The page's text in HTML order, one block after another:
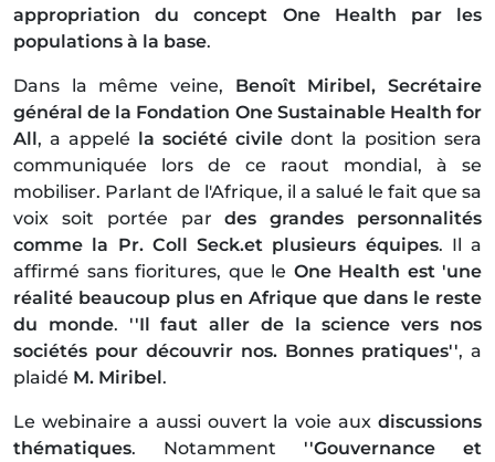
appropriation du concept One Health par les
populations à la base.
Dans la même veine, Benoît Miribel, Secrétaire
général de la Fondation One Sustainable Health for
All, a appelé la société civile dont la position sera
communiquée lors de ce raout mondial, à se
mobiliser. Parlant de l'Afrique, il a salué le fait que sa
voix soit portée pardes grandes personnalités
comme la Pr. Coll Seck.et plusieurs équipes. Il a
affirmé sans fioritures, que le One Health est 'une
réalité beaucoup plus en Afrique que dans le reste
du monde. ''Il faut aller de la science vers nos
sociétés pour découvrir nos. Bonnes pratiques'', a
plaidé M. Miribel.
Le webinaire a aussi ouvert la voie aux discussions
thématiques. Notamment ''Gouvernance et